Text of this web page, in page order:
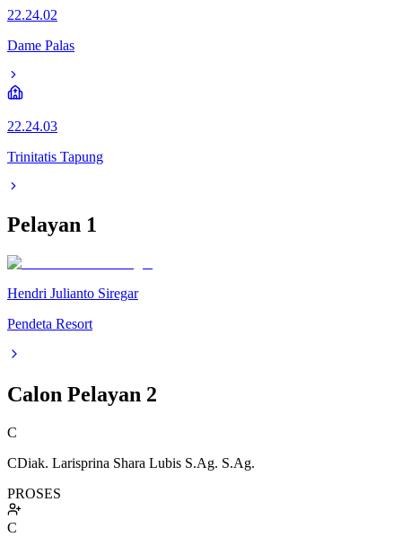
22.24.02
Dame Palas
22.24.03
Trinitatis Tapung
Pelayan 1
Hendri Julianto Siregar
Pendeta Resort
Calon Pelayan 2
C
CDiak. Larisprina Shara Lubis S.Ag. S.Ag.
PROSES
C